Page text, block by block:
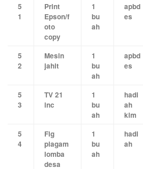
5
1
Print
Epson/f
oto
copy
1
bu
ah
apbd
es
5
2
Mesin
jahit
1
bu
ah
apbd
es
5
3
TV 21
inc
1
bu
ah
hadi
ah
kim
5
4
Fig
piagam
lomba
desa
1
bu
ah
hadi
ah